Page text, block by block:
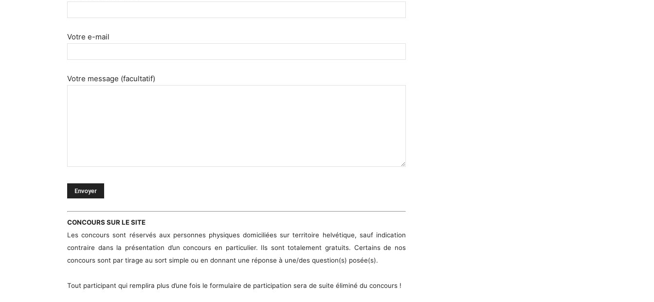
Votre e-mail
Votre message (facultatif)
CONCOURS SUR LE SITE
Les concours sont réservés aux personnes physiques domiciliées sur territoire helvétique, sauf indication
contraire dans la présentation d’un concours en particulier. Ils sont totalement gratuits. Certains de nos
concours sont par tirage au sort simple ou en donnant une réponse à une/des question(s) posée(s).
Tout participant qui remplira plus d’une fois le formulaire de participation sera de suite éliminé du concours !